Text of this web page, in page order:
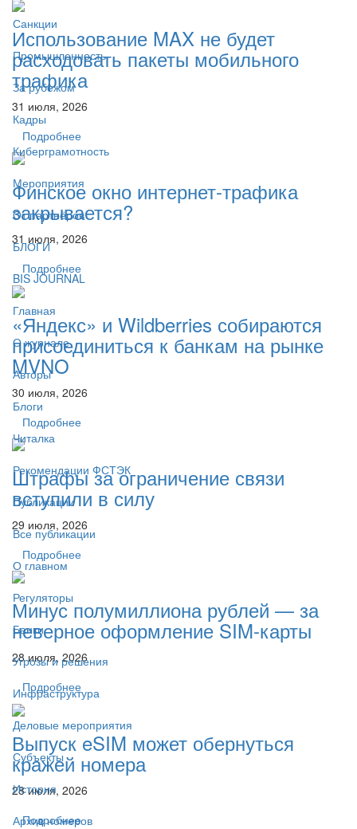
Санкции
Промышленность
За рубежом
Кадры
Киберграмотность
Мероприятия
От партнёров
БЛОГИ
BIS JOURNAL
Главная
О журнале
Авторы
Блоги
Читалка
Рекомендации ФСТЭК
Публикации
Все публикации
О главном
Регуляторы
Банки
Угрозы и решения
Инфраструктура
Деловые мероприятия
Субъекты
История
Архив номеров
Использование MAX не будет
расходовать пакеты мобильного
трафика
31 июля, 2026
Подробнее
Финское окно интернет-трафика
закрывается?
31 июля, 2026
Подробнее
«Яндекс» и Wildberries собираются
присоединиться к банкам на рынке
MVNO
30 июля, 2026
Подробнее
Штрафы за ограничение связи
вступили в силу
29 июля, 2026
Подробнее
Минус полумиллиона рублей — за
неверное оформление SIM-карты
28 июля, 2026
Подробнее
Выпуск eSIM может обернуться
кражей номера
28 июля, 2026
Подробнее